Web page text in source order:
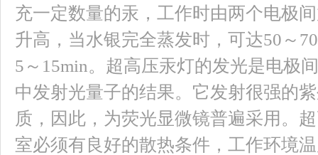
充一定数量的汞，工作时由两个电极
升高，当水银完全蒸发时，可达50～
5～15min。超高压汞灯的发光是电极
中发射光量子的结果。它发射很强的
质，因此，为荧光显微镜普遍采用。
室必须有良好的散热条件，工作环境